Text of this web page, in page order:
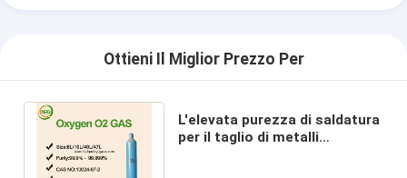
Ottieni Il Miglior Prezzo Per
L'elevata purezza di saldatura
per il taglio di metalli